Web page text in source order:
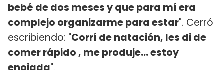
bebé de dos meses y que para mí era
complejo organizarme para estar". Cerró
escribiendo: "Corrí de natación, les di de
comer rápido , me produje... estoy